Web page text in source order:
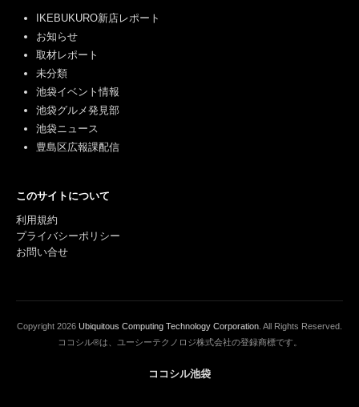
IKEBUKURO新店レポート
お知らせ
取材レポート
未分類
池袋イベント情報
池袋グルメ発見部
池袋ニュース
豊島区広報課配信
このサイトについて
利用規約
プライバシーポリシー
お問い合せ
Copyright 2026 Ubiquitous Computing Technology Corporation . All Rights Reserved.
ココシル®は、ユーシーテクノロジ株式会社の登録商標です。
ココシル池袋